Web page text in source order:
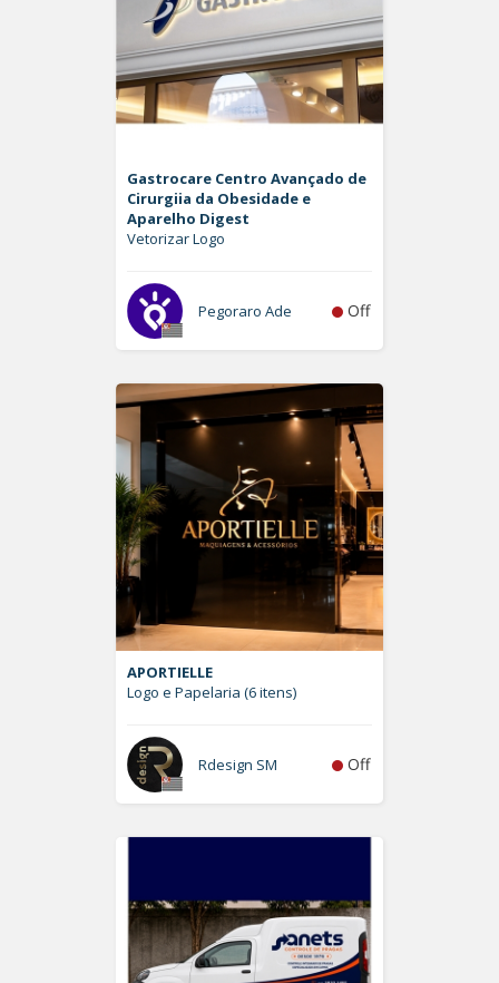
Gastrocare Centro Avançado de
Cirurgiia da Obesidade e
Aparelho Digest
Vetorizar Logo
Pegoraro Ade Off
APORTIELLE
Logo e Papelaria (6 itens)
Rdesign SM Off